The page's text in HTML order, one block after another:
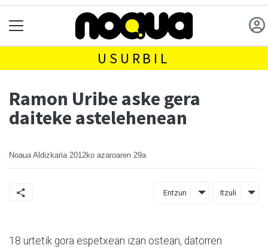
USURBIL
Ramon Uribe aske gera
daiteke astelehenean
Noaua Aldizkaria 2012ko azaroaren 29a
Entzun Itzuli
18 urtetik gora espetxean izan ostean, datorren